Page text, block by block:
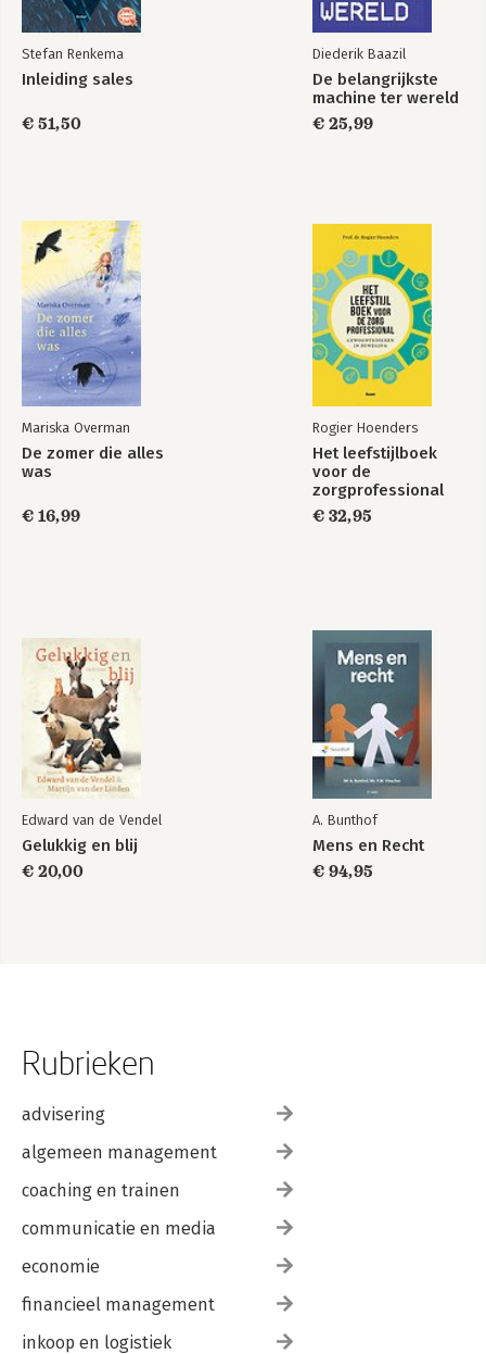
Waarom een echte
stemt
Stefan Renkema
Inleiding sales
€ 51,50
Diederik Baazil
De belangrijkste
machine ter wereld
€ 25,99
Mariska Overman
De zomer die alles
was
€ 16,99
Rogier Hoenders
Het leefstijlboek
voor de
zorgprofessional
€ 32,95
Edward van de Vendel
Gelukkig en blij
€ 20,00
A. Bunthof
Mens en Recht
€ 94,95
Rubrieken
advisering
algemeen management
coaching en trainen
communicatie en media
economie
financieel management
inkoop en logistiek